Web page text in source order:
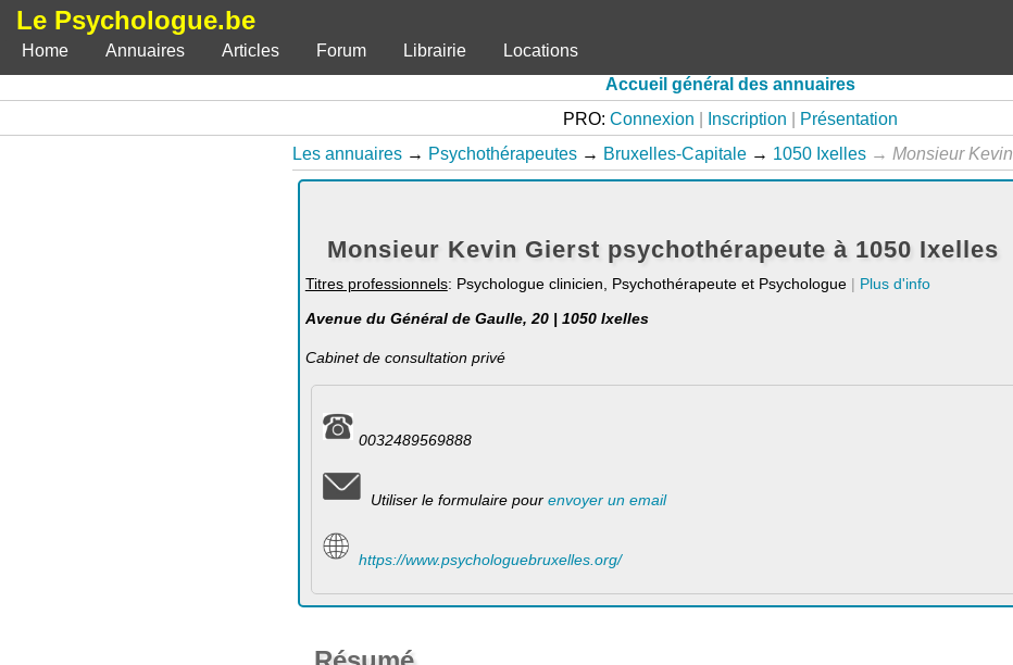
Le Psychologue.be
Home
Annuaires Articles Forum Librairie
Locations
Accueil général des annuaires
PRO: Connexion Inscription
Présentation
Les annuaires → Psychothérapeutes → Bruxelles-Capitale → 1050 Ixelles → Monsieur Kevin
Monsieur Kevin Gierst psychothérapeute à 1050 Ixelles
Titres professionnels: Psychologue clinicien, Psychothérapeute et Psychologue | Plus d'info
Avenue du Général de Gaulle, 20 | 1050 Ixelles
Cabinet de consultation privé
0032489569888
Utiliser le formulaire pourenvoyer un email
https://www.psychologuebruxelles.org/